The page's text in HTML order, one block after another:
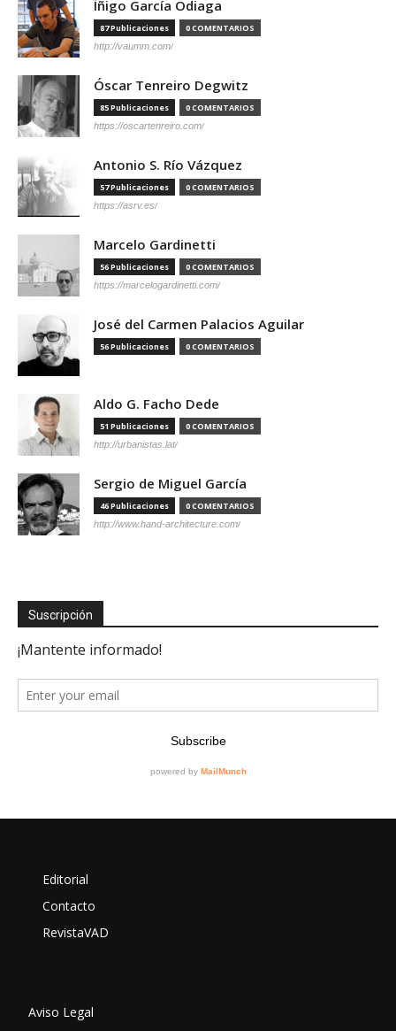
Íñigo García Odiaga
87 Publicaciones 0 COMENTARIOS
http://vaumm.com/
Óscar Tenreiro Degwitz
85 Publicaciones 0 COMENTARIOS
https://oscartenreiro.com/
Antonio S. Río Vázquez
57 Publicaciones 0 COMENTARIOS
https://asrv.es/
Marcelo Gardinetti
56 Publicaciones 0 COMENTARIOS
https://marcelogardinetti.com/
José del Carmen Palacios Aguilar
56 Publicaciones 0 COMENTARIOS
Aldo G. Facho Dede
51 Publicaciones 0 COMENTARIOS
http://urbanistas.lat/
Sergio de Miguel García
46 Publicaciones 0 COMENTARIOS
http://www.hand-architecture.com/
Suscripción
Editorial
Contacto
RevistaVAD
Aviso Legal